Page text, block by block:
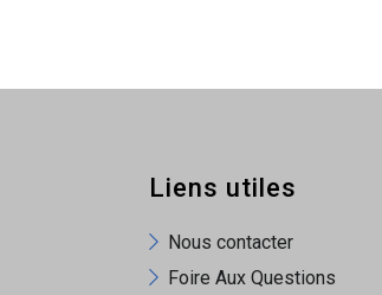
Liens utiles
Nous contacter
Foire Aux Questions